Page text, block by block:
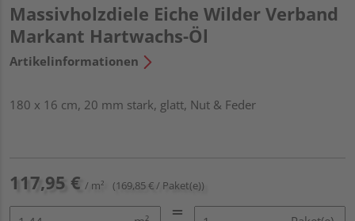
Massivholzdiele Eiche Wilder Verband
Markant Hartwachs-Öl
Artikelinformationen
180 x 16 cm, 20 mm stark, glatt, Nut & Feder
117,95 € / m² (169,85 € / Paket(e))